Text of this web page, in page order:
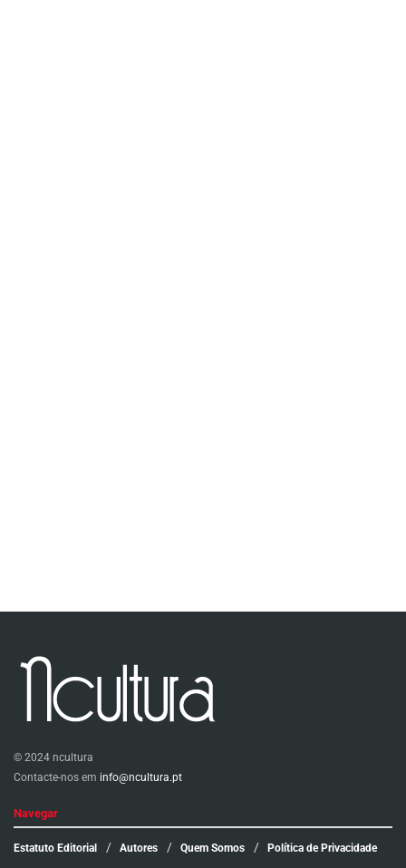
© 2024 ncultura
Contacte-nos em info@ncultura.pt
Navegar
Estatuto Editorial Autores Quem Somos Política de Privacidade